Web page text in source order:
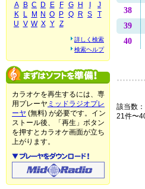
A
B C D E F G H
J
K
L M N O P Q R S
T
U V W X Y Z
詳しく検索
検索ヘルプ
カラオケを再生するには、専
用プレーヤ ミッドラジオプレ
ーヤ (無料) が必要です。イン
ストール後、「再生」ボタン
を押すとカラオケ画面が立ち
上がります。
38
39
40
該当数：
21件〜